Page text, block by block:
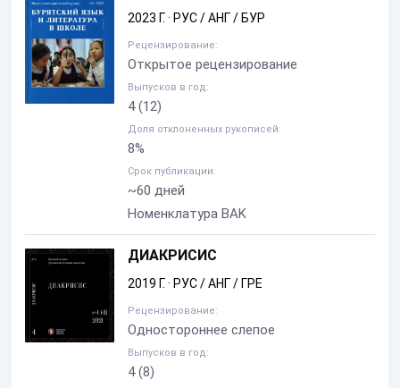
2023 Г.· РУС / АНГ / БУР
Рецензирование:
Открытое рецензирование
Выпусков в год:
4(12)
Доля отклоненных рукописей:
8%
Срок публикации:
~60 дней
Номенклатура BAK
ДИАКРИСИС
2019 Г.· РУС / АНГ / ГРЕ
Рецензирование:
Одностороннее слепое
Выпусков в год:
4(8)